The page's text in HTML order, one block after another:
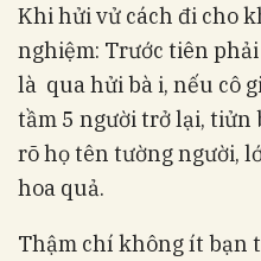
Khi hửi vử cách đi cho
nghiệm: Trước tiên phải
là qua hửi bà i, nếu cô
tầm 5 người trở lại, tiửn
rõ họ tên tường người,
hoa quả.
Thậm chí không ít bạn